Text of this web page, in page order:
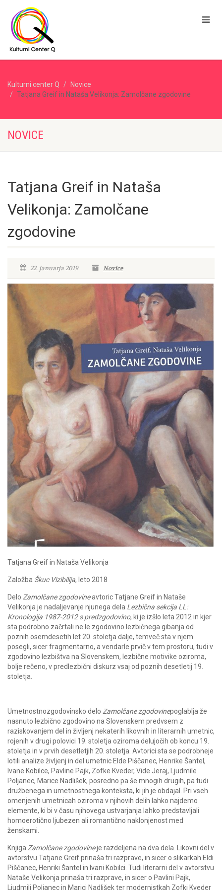
Kulturni center Q
Novice
Tatjana Greif in Nataša Velikonja: Zamolčane zgodovine
NOVICE
Tatjana Greif in Nataša
Velikonja: Zamolčane
zgodovine
22. januarja 2019 Novice
Tatjana Greif in Nataša Velikonja
Založba Škuc Vizibilija, leto 2018
Delo Zamolčane zgodovineavtoric Tatjane Greif in Nataše
Velikonja je nadaljevanje njunega dela Lezbična sekcija LL:
Kronologija 1987-2012 s predzgodovino, ki je izšlo leta 2012 in kjer
sta podrobno začrtali ne le zgodovino lezbičnega gibanja od
poznih osemdesetih let 20. stoletja dalje, temveč sta v njem
posegli, sicer fragmentarno, a vendarle prvič v tem prostoru, tudi v
zgodovino lezbištva na Slovenskem, lezbične motivike oziroma,
bolje rečeno, v predlezbični diskurz vsaj od poznih desetletij 19.
stoletja.
Umetnostnozgodovinsko delo Zamolčane zgodovinepoglablja že
nasnuto lezbično zgodovino na Slovenskem predvsem z
raziskovanjem del in življenj nekaterih likovnih in literarnih umetnic,
rojenih v drugi polovici 19. stoletja oziroma delujočih ob koncu 19.
stoletja in v prvih desetletjih 20. stoletja. Avtorici sta se podrobneje
lotili analize življenj in del umetnic Elde Piščanec, Henrike Šantel,
Ivane Kobilce, Pavline Pajk, Zofke Kveder, Vide Jeraj, Ljudmile
Poljanec, Marice Nadlišek, posredno pa še mnogih drugih, pa tudi
družbenega in umetnostnega konteksta, ki jih je obdajal. Pri vseh
omenjenih umetnicah oziroma v njihovih delih lahko najdemo
elemente, ki bi v času njihovega ustvarjanja lahko predstavljali
homoerotično ljubezen ali romantično naklonjenost med
ženskami.
KnjigaZamolčane zgodovineje razdeljena na dva dela. Likovni del v
avtorstvu Tatjane Greif prinaša tri razprave, in sicer o slikarkah Eldi
Piščanec, Henriki Šantel in Ivani Kobilci. Tudi literarni del v avtorstvu
Nataše Velikonja prinaša tri razprave, in sicer o Pavlini Pajk,
Ljudmili Poljanec in Marici Nadlišek ter modernistkah Zofki Kveder